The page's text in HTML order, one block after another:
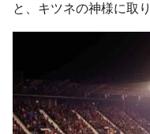
と、キツネの神様に取